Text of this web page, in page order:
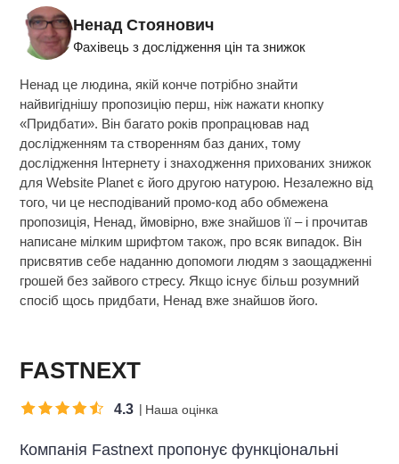
Ненад Стоянович
Фахівець з дослідження цін та знижок
Ненад це людина, якій конче потрібно знайти
найвигіднішу пропозицію перш, ніж нажати кнопку
«Придбати». Він багато років пропрацював над
дослідженням та створенням баз даних, тому
дослідження Інтернету і знаходження прихованих знижок
для Website Planet є його другою натурою. Незалежно від
того, чи це несподіваний промо-код або обмежена
пропозиція, Ненад, ймовірно, вже знайшов її – і прочитав
написане мілким шрифтом також, про всяк випадок. Він
присвятив себе наданню допомоги людям з заощадженні
грошей без зайвого стресу. Якщо існує більш розумний
спосіб щось придбати, Ненад вже знайшов його.
FASTNEXT
4.3 Наша оцінка
Компанія Fastnext пропонує функціональні